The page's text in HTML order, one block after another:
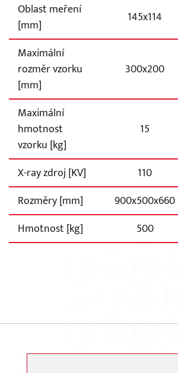
Oblast meření
[mm]
145x114
Maximální
rozměr vzorku
[mm]
300x200
Maximální
hmotnost
vzorku [kg]
15
X-ray zdroj [KV] 110
Rozměry [mm]
900x500x660
Hmotnost [kg]
500